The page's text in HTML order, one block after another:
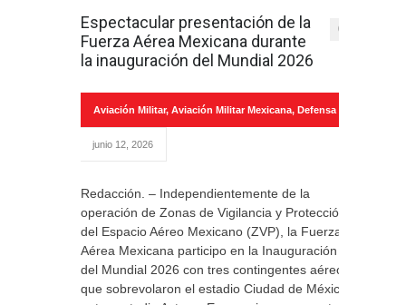
Espectacular presentación de la
Fuerza Aérea Mexicana durante
la inauguración del Mundial 2026
0
Aviación Militar, Aviación Militar Mexicana, Defensa
junio 12, 2026
Redacción. – Independientemente de la
operación de Zonas de Vigilancia y Protección
del Espacio Aéreo Mexicano (ZVP), la Fuerza
Aérea Mexicana participo en la Inauguración
del Mundial 2026 con tres contingentes aéreos
que sobrevolaron el estadio Ciudad de México,